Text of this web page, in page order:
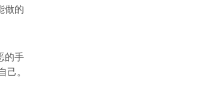
做的
的手
。